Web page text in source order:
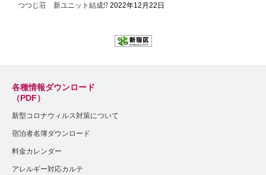
つつじ荘 新ユニット結成⁉ 2022年12月22日
各種情報ダウンロード
（PDF）
新型コロナウィルス対策について
宿泊者名簿ダウンロード
料金カレンダー
アレルギー対応カルテ